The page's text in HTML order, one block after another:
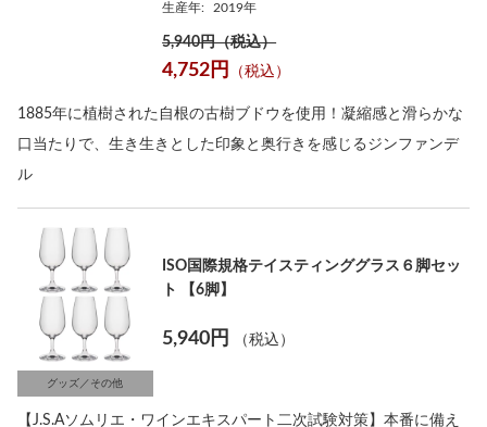
生産年:
2019年
5,940円（税込）
4,752円 （税込）
1885年に植樹された自根の古樹ブドウを使用！凝縮感と滑らかな
口当たりで、生き生きとした印象と奥行きを感じるジンファンデ
ル
グッズ／その他
ISO国際規格テイスティンググラス６脚セッ
ト 【6脚】
5,940円 （税込）
【J.S.Aソムリエ・ワインエキスパート二次試験対策】本番に備え